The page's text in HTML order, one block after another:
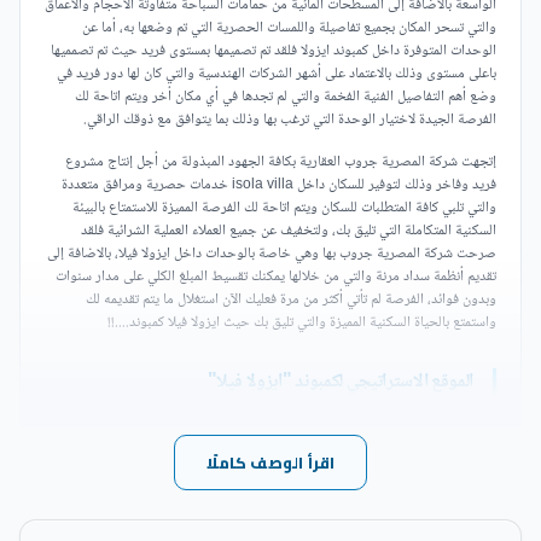
الواسعة بالاضافة إلى المسطحات المائية من حمامات السباحة متفاوتة الاحجام والاعماق
والتي تسحر المكان بجميع تفاصيلة واللمسات الحصرية التي تم وضعها به، أما عن
الوحدات المتوفرة داخل كمبوند ايزولا فلقد تم تصميمها بمستوى فريد حيث تم تصمميها
باعلى مستوى وذلك بالاعتماد على أشهر الشركات الهندسية والتي كان لها دور فريد في
وضع أهم التفاصيل الفنية الفخمة والتي لم تجدها في أي مكان أخر ويتم اتاحة لك
الفرصة الجيدة لاختيار الوحدة التي ترغب بها وذلك بما يتوافق مع ذوقك الراقي.
إتجهت شركة المصرية جروب العقارية بكافة الجهود المبذولة من أجل إنتاج مشروع
فريد وفاخر وذلك لتوفير للسكان داخل isola villa خدمات حصرية ومرافق متعددة
والتي تلبي كافة المتطلبات للسكان ويتم اتاحة لك الفرصة المميزة للاستمتاع بالبيئة
السكنية المتكاملة التي تليق بك، ولتخفيف عن جميع العملاء العملية الشرائية فلقد
صرحت شركة المصرية جروب بها وهي خاصة بالوحدات داخل ايزولا فيلا، بالاضافة إلى
تقديم أنظمة سداد مرنة والتي من خلالها يمكنك تقسيط المبلغ الكلي على مدار سنوات
وبدون فوائد، الفرصة لم تأتي أكثر من مرة فعليك الآن استغلال ما يتم تقديمه لك
واستمتع بالحياة السكنية المميزة والتي تليق بك حيث ايزولا فيلا كمبوند....!!
الموقع الاستراتيجي لكمبوند "ايزولا فيلا"
نوعه حيث أطلقت عليه اسم كمبوند ايزولا فيلا والذي يقع بالحديد في منطقة الحزام
الأخضر بالشيخ زايد، كما أنه يقترب من أشهر المحاور الرئيسية لطريق الإسكندرية
الصحراوي والدائري الأوسطي مما يسهل عليك الوصول في أقل الدقائق، أما عن أشهر
الميادين الشهيرة فنجد ايزولا فيلا يجاورها بمسافة قصيرة جداً.
اقرأ الوصف كاملًا